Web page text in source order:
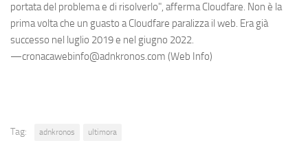
portata del problema e di risolverlo", afferma Cloudfare. Non è la
prima volta che un guasto a Cloudfare paralizza il web. Era già
successo nel luglio 2019 e nel giugno 2022.
—cronacawebinfo@adnkronos.com (Web Info)
Tag: adnkronos ultimora